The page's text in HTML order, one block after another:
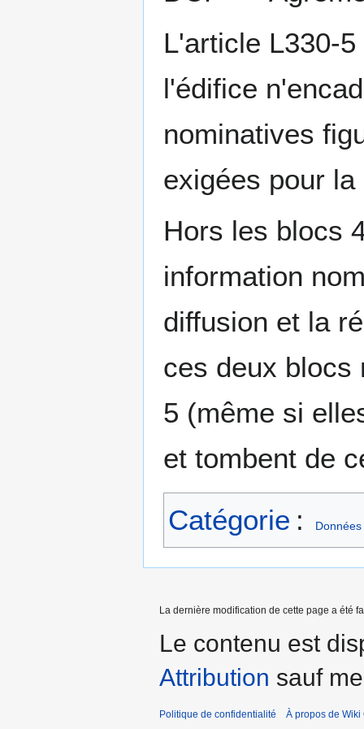
L'article L330-
l'édifice
nominatives
exigées pour
Hors les blocs
information
diffusion et la
ces deux blocs
5 (même si
et tombent de
Catégorie : Données
La dernière modification de cette page a été
Le contenu est
Attribution sauf
Politique de confidentialité À propos de Wiki